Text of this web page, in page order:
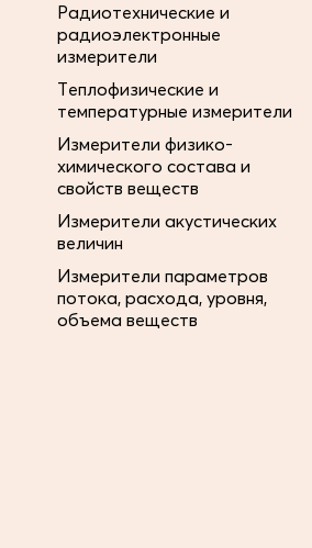
Радиотехнические и
радиоэлектронные
измерители
Теплофизические и
температурные измерители
Измерители физико-
химического состава и
свойств веществ
Измерители акустических
величин
Измерители параметров
потока, расхода, уровня,
объема веществ